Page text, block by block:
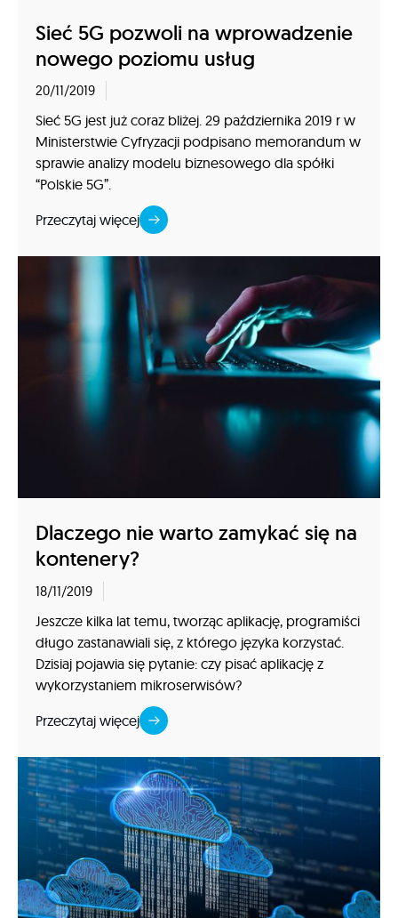
Sieć 5G pozwoli na wprowadzenie
nowego poziomu usług
20/11/2019
Sieć 5G jest już coraz bliżej. 29 października 2019 r w
Ministerstwie Cyfryzacji podpisano memorandum w
sprawie analizy modelu biznesowego dla spółki
“Polskie 5G”.
Przeczytaj więcej
Dlaczego nie warto zamykać się na
kontenery?
18/11/2019
Jeszcze kilka lat temu, tworząc aplikację, programiści
długo zastanawiali się, z którego języka korzystać.
Dzisiaj pojawia się pytanie: czy pisać aplikację z
wykorzystaniem mikroserwisów?
Przeczytaj więcej